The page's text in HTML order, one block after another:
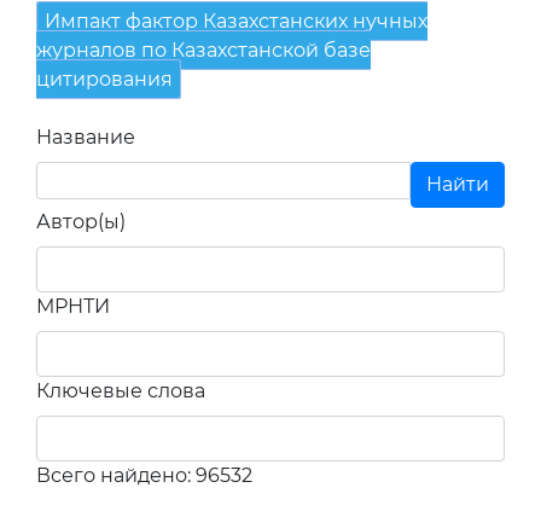
Импакт фактор Казахстанских нучных
журналов по Казахстанской базе
цитирования
Название
Автор(ы)
МРНТИ
Ключевые слова
Всего найдено: 96532